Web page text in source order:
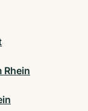
Rhein